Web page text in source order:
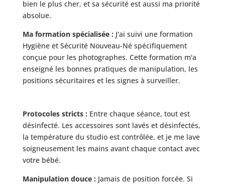
bien le plus cher, et sa sécurité est aussi ma priorité
absolue.
Ma formation spécialisée : J'ai suivi une formation
Hygiène et Sécurité Nouveau-Né spécifiquement
conçue pour les photographes. Cette formation m'a
enseigné les bonnes pratiques de manipulation, les
positions sécuritaires et les signes à surveiller.
Protocoles stricts : Entre chaque séance, tout est
désinfecté. Les accessoires sont lavés et désinfectés,
la température du studio est contrôlée, et je me lave
soigneusement les mains avant chaque contact avec
votre bébé.
Manipulation douce : Jamais de position forcée. Si